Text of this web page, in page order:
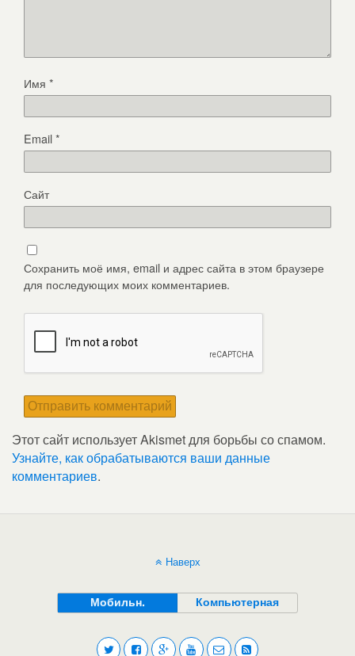
Имя *
Email*
Сайт
Сохранить моё имя, email и адрес сайта в этом браузере
для последующих моих комментариев.
Этот сайт использует Akismet для борьбы со спамом.
Узнайте, как обрабатываются ваши данные
комментариев.
Наверх
Мобильн. Компьютерная